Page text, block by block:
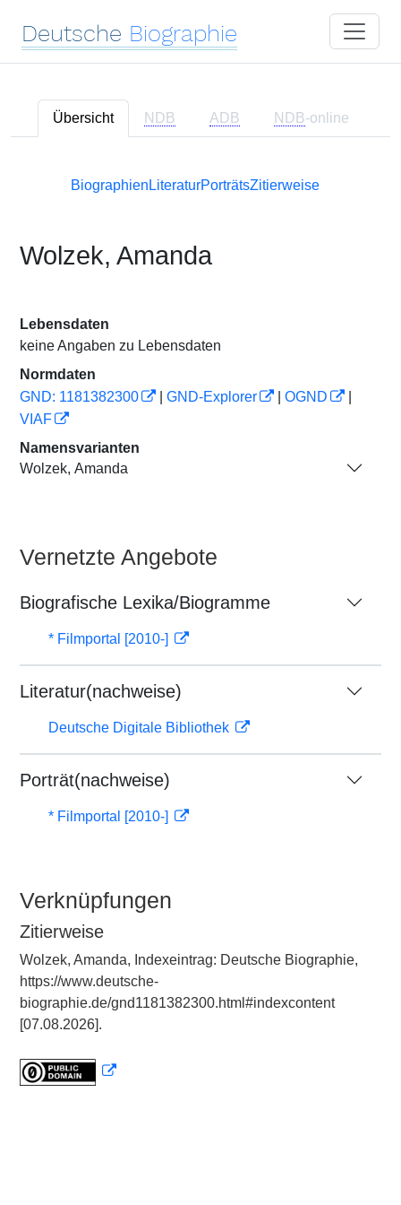
Deutsche Biographie
Übersicht NDB ADB NDB-online
Biographien LiteraturPorträtsZitierweise
Wolzek, Amanda
Lebensdaten
keine Angaben zu Lebensdaten
Normdaten
GND: 1181382300
GND-Explorer OGND
VIAF
Namensvarianten
Wolzek, Amanda
Vernetzte Angebote
Biografische Lexika/Biogramme
* Filmportal [2010-]
Literatur(nachweise)
Deutsche Digitale Bibliothek
Porträt(nachweise)
* Filmportal [2010-]
Verknüpfungen
Zitierweise
Wolzek, Amanda, Indexeintrag: Deutsche Biographie,
https://www.deutsche-
biographie.de/gnd1181382300.html#indexcontent
[07.08.2026].